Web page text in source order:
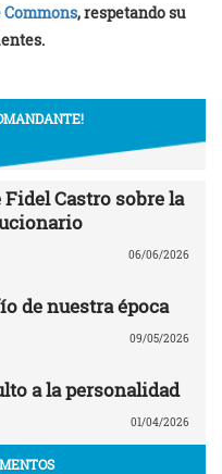
, respetando su
Castro sobre la
06/06/2026
de nuestra época
09/05/2026
a la personalidad
01/04/2026